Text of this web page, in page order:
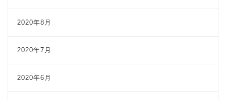
2020年8月
2020年7月
2020年6月